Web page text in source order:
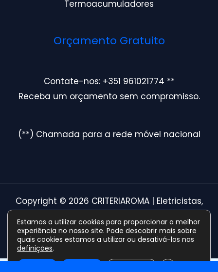
Termoacumuladores
Orçamento Gratuito
Contate-nos: +351 961021774 **
Receba um orçamento sem compromisso.
(**) Chamada para a rede móvel nacional
Copyright © 2026 CRITERIAROMA | Eletricistas,
Canalizadores e Reparações em Lisboa
Powered By Grow Local.
Estamos a utilizar cookies para proporcionar a melhor
experiência no nosso site. Pode descobrir mais sobre
quais cookies estamos a utilizar ou desativá-los nas
definições.